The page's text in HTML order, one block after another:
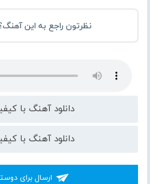
نظرتون راجع به این
دانلود آهنگ با کیفیت
دانلود آهنگ با کیفیت
ارسال برای